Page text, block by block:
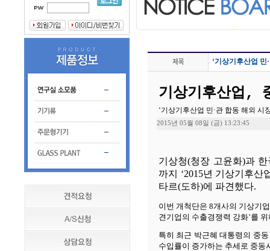
‘기상기후산업 민
기상기후산업,
‘기상기후산업 민·관 합동 해외 시
2015년 05월 08일 (금) 13:23:45
기상청(청장 고윤화)과 한
까지 ‘2015년 기상기후산
타르(도하)에 파견했다.
이번 개척단은 8개사의 기상기
견기업의 수출경쟁력 강화’를
특히 최근 박근혜 대통령의 중
수입률이 증가하는 추세로 중동